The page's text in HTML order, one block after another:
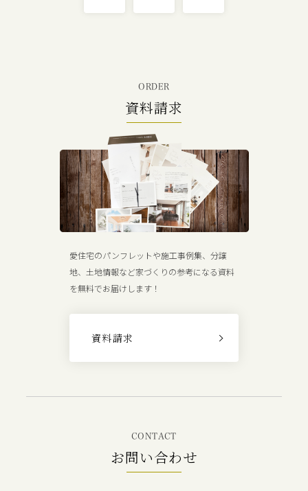
ORDER
資料請求
愛住宅のパンフレットや施工事例集、分譲
地、土地情報など家づくりの参考になる資料
を無料でお届けします！
資料請求
CONTACT
お問い合わせ